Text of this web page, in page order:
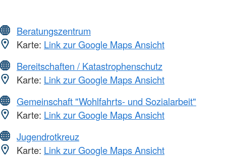
Beratungszentrum
Karte: Link zur Google Maps Ansicht
Bereitschaften / Katastrophenschutz
Karte: Link zur Google Maps Ansicht
Gemeinschaft "Wohlfahrts- und Sozialarbeit"
Karte: Link zur Google Maps Ansicht
Jugendrotkreuz
Karte: Link zur Google Maps Ansicht